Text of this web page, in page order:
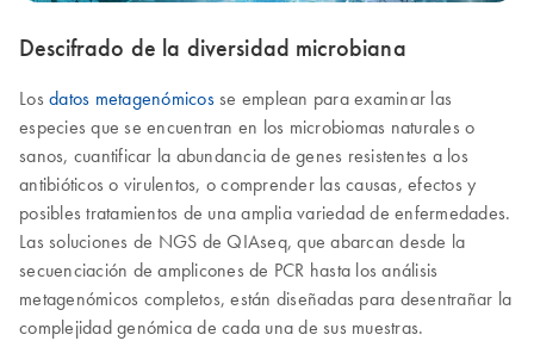
Descifrado de la diversidad microbiana
Los datos metagenómicosse emplean para examinar las
especies que se encuentran en los microbiomas naturales o
sanos, cuantificar la abundancia de genes resistentes a los
antibióticos o virulentos, o comprender las causas, efectos y
posibles tratamientos de una amplia variedad de enfermedades.
Las soluciones de NGS de QIAseq, que abarcan desde la
secuenciación de amplicones de PCR hasta los análisis
metagenómicos completos, están diseñadas para desentrañar la
complejidad genómica de cada una de sus muestras.